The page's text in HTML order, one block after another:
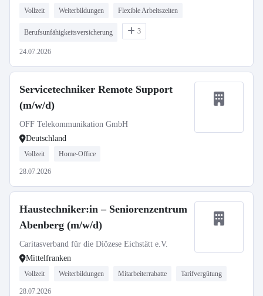
Vollzeit Weiterbildungen Flexible Arbeitszeiten
Berufsunfähigkeitsversicherung 3
24.07.2026
Servicetechniker Remote Support
(m/w/d)
OFF Telekommunikation GmbH
Deutschland
Vollzeit Home-Office
28.07.2026
Haustechniker:in – Seniorenzentrum
Abenberg (m/w/d)
Caritasverband für die Diözese Eichstätt e.V.
Mittelfranken
Vollzeit Weiterbildungen Mitarbeiterrabatte Tarifvergütung
28.07.2026